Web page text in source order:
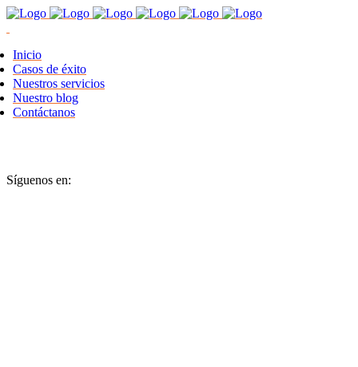
Inicio
Casos de éxito
Nuestros servicios
Nuestro blog
Contáctanos
Síguenos en: